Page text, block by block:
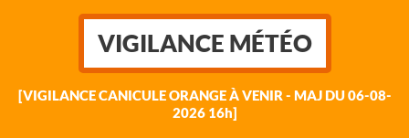
VIGILANCE MÉTÉO
[VIGILANCE CANICULE ORANGE À VENIR - MAJ DU 06-08-
2026 16h]